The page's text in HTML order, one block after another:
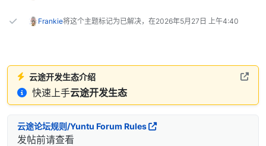
Frankie将这个主题标记为已解决，在2026年5月27日 上午4:40
云途开发生态介绍
快速上手云途开发生态
云途论坛规则/Yuntu Forum Rules
发帖前请查看